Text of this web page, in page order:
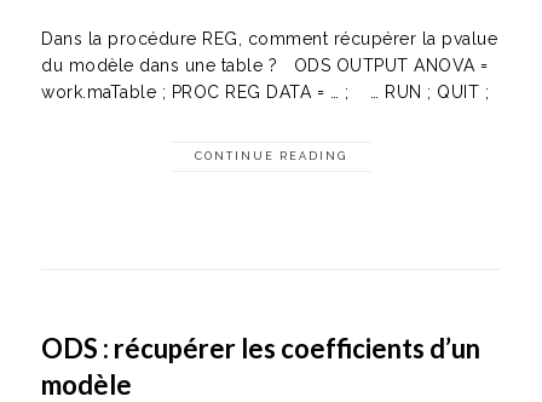
Dans la procédure REG, comment récupérer la pvalue
du modèle dans une table ? ODS OUTPUT ANOVA =
work.maTable ; PROC REG DATA = … ; … RUN ; QUIT ;
CONTINUE READING
ODS : récupérer les coefficients d’un
modèle